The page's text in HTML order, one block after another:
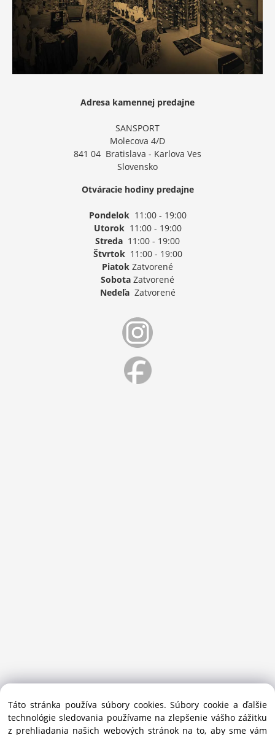
Adresa kamennej predajne
SANSPORT
Molecova 4/D
841 04 Bratislava - Karlova Ves
Slovensko
Otváracie hodiny predajne
Pondelok11:00 - 19:00
Utorok11:00 - 19:00
Streda 11:00 - 19:00
Štvrtok11:00 - 19:00
Piatok Zatvorené
Sobota Zatvorené
NedeľaZatvorené
bežecké lyžovanie.
Ako prémiový partner Salomon pomáhame športovcom
vybrať správnu výbavu do mesta i hôr.
Táto stránka používa súbory cookies. Súbory cookie a ďalšie
technológie sledovania používame na zlepšenie vášho zážitku
z prehliadania našich webových stránok na to, aby sme vám